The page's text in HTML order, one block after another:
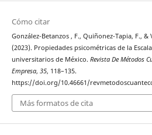
Cómo citar
González-Betanzos , F., Quiñonez-Tapia, F.,
(2023). Propiedades psicométricas de la
universitarios de México. Revista De Métodos
Empresa, 35, 118–135.
https://doi.org/10.46661/
Más formatos de cita